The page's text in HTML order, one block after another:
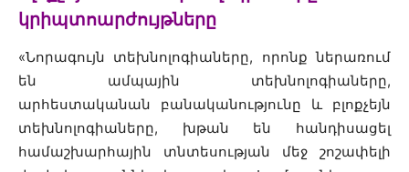
կրիպտոարժույթները
«Նորագույն տեխնոլոգիաները, որոնք ներառում
են ամպային տեխնոլոգիաները,
արհեստականան բանականությունը և բլոքչեյն
տեխնոլոգիաները, խթան են հանդիսացել
համաշխարհային տնտեսության մեջ շոշափելի